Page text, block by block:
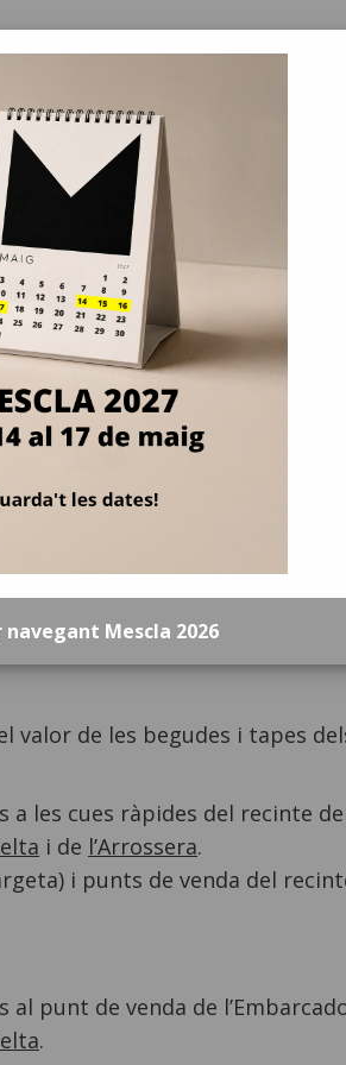
Programa 2026
navegant Mescla 2026
Mescla
a Bord 2026, i estalvia
de les begudes i tapes
les cues ràpides del recinte de
i de l’Arrossera.
i punts de venda del
punt de venda de
.